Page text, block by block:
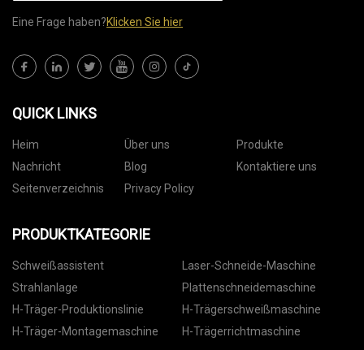
Eine Frage haben?Klicken Sie hier
QUICK LINKS
Heim Über uns
Produkte
Nachricht
Blog
Kontaktiere uns
Seitenverzeichnis
Privacy Policy
PRODUKTKATEGORIE
Schweißassistent
Laser-Schneide-Maschine
Strahlanlage
Plattenschneidemaschine
H-Träger-Produktionslinie
H-Trägerschweißmaschine
H-Träger-Montagemaschine
H-Trägerrichtmaschine